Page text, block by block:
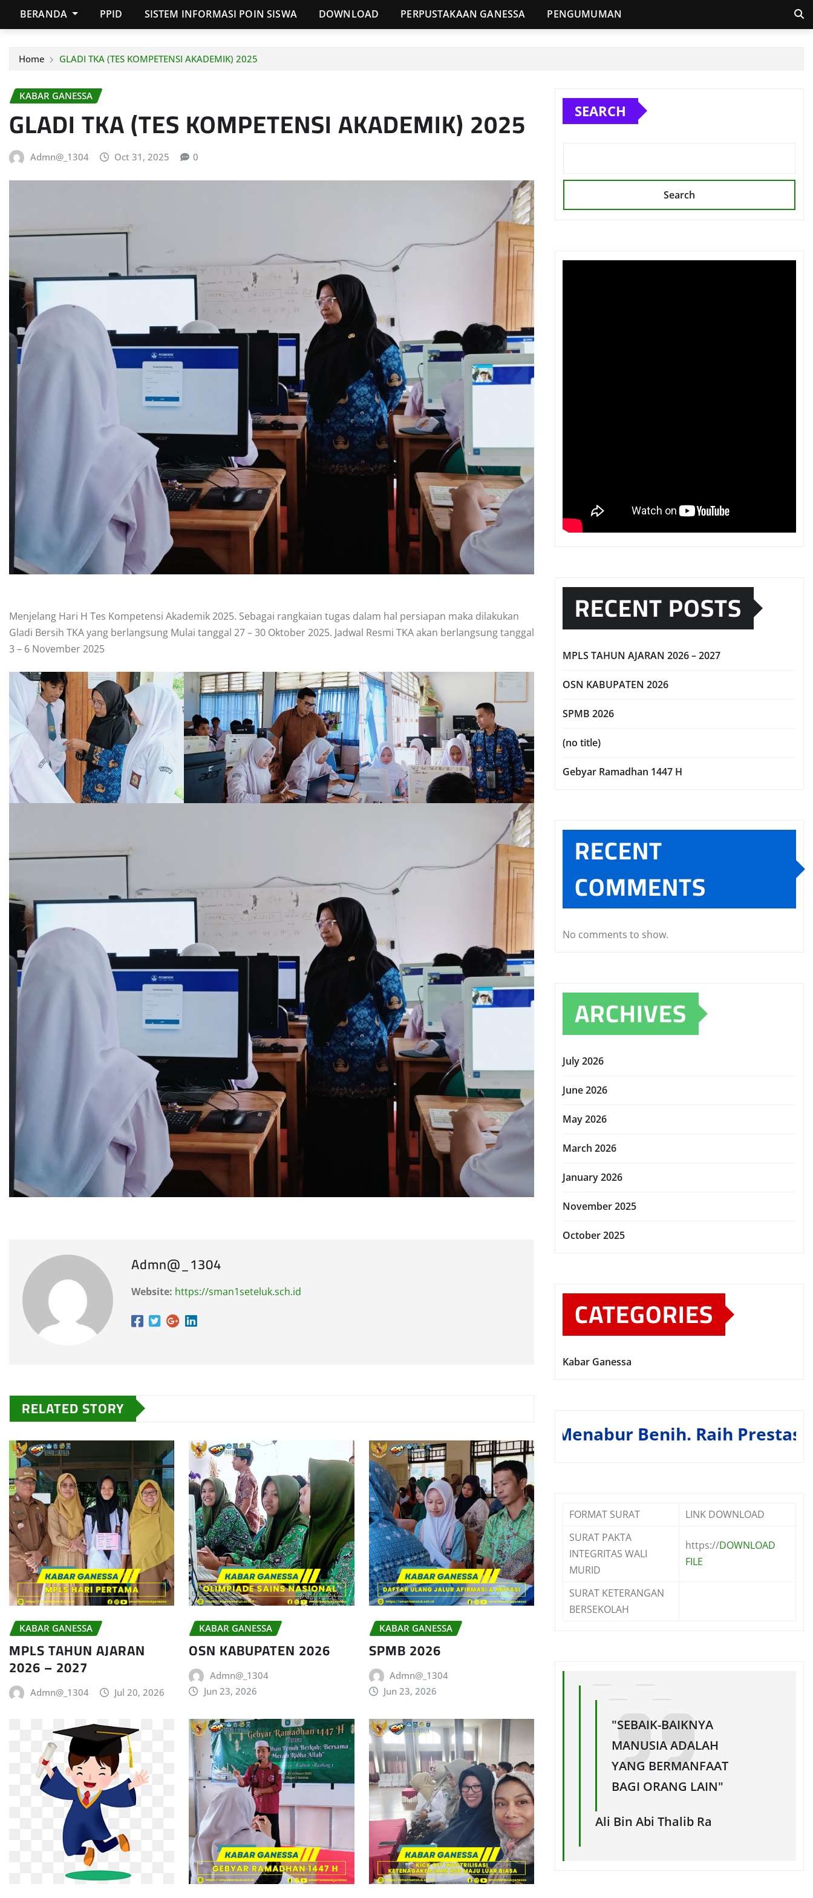
BERANDA PPID SISTEM INFORMASI POIN SISWA DOWNLOAD PERPUSTAKAAN GANESSA PENGUMUMAN
Home GLADI TKA (TES KOMPETENSI AKADEMIK) 2025
KABAR GANESSA
GLADI TKA (TES KOMPETENSI AKADEMIK) 2025
Admn@_1304 Oct 31, 2025 0
Menjelang Hari H Tes Kompetensi Akademik 2025. Sebagai rangkaian tugas dalam hal persiapan maka dilakukan
Gladi Bersih TKA yang berlangsung Mulai tanggal 27 – 30 Oktober 2025. Jadwal Resmi TKA akan berlangsung tanggal
3 – 6 November 2025
Admn@_1304
Website: https://sman1seteluk.sch.id
RELATED STORY
KABAR GANESSA
MPLS TAHUN AJARAN
2026 – 2027
Admn@_1304 Jul 20, 2026
KABAR GANESSA
OSN KABUPATEN 2026
Admn@_1304
Jun 23, 2026
KABAR GANESSA
SPMB 2026
Admn@_1304
Jun 23, 2026
SEARCH
Search
RECENT POSTS
MPLS TAHUN AJARAN 2026 – 2027
OSN KABUPATEN 2026
SPMB 2026
(no title)
Gebyar Ramadhan 1447 H
RECENT
COMMENTS
No comments to show.
ARCHIVES
July 2026
June 2026
May 2026
March 2026
January 2026
November 2025
October 2025
CATEGORIES
Kabar Ganessa
SMA NEGERI 1 SETELUK — "Ikhlas Menabur Benih. Raih Prestasi Tanpa
FORMAT SURAT
LINK DOWNLOAD
SURAT PAKTA
INTEGRITAS WALI
MURID
https://DOWNLOAD
FILE
SURAT KETERANGAN
BERSEKOLAH
"SEBAIK-BAIKNYA
MANUSIA ADALAH
YANG BERMANFAAT
BAGI ORANG LAIN"
Ali Bin Abi Thalib Ra